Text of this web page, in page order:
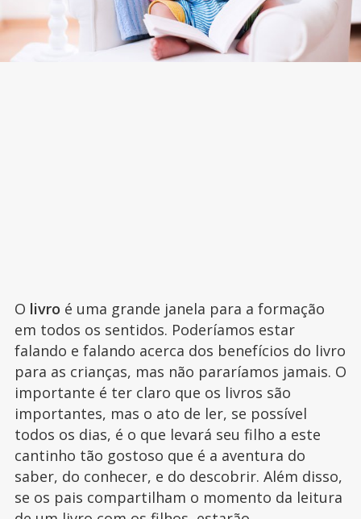
O livro é uma grande janela para a formação
em todos os sentidos. Poderíamos estar
falando e falando acerca dos benefícios do livro
para as crianças, mas não pararíamos jamais. O
importante é ter claro que os livros são
importantes, mas o ato de ler, se possível
todos os dias, é o que levará seu filho a este
cantinho tão gostoso que é a aventura do
saber, do conhecer, e do descobrir. Além disso,
se os pais compartilham o momento da leitura